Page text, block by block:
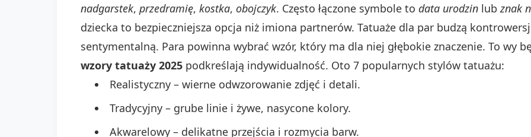
nadgarstek, przedramię, kostka, obojczyk. Często łączone symbole to data urodzin lub znak
dziecka to bezpieczniejsza opcja niż imiona partnerów. Tatuaże dla par budzą
sentymentalną. Para powinna wybrać wzór, który ma dla niej głębokie znaczenie. To wy
wzory tatuaży 2025 podkreślają indywidualność. Oto 7 popularnych stylów tatuażu:
Realistyczny – wierne odwzorowanie zdjęć i detali.
Tradycyjny – grube linie i żywe, nasycone kolory.
Akwarelowy – delikatne przejścia i rozmycia barw.